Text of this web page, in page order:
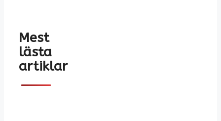
Mest
lästa
artiklar